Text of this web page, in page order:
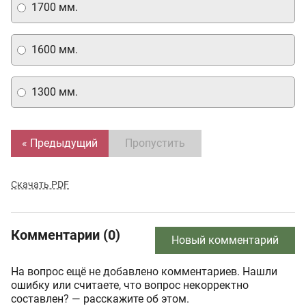
1700 мм.
1300 мм.
1600 мм.
« Предыдущий Пропустить
Скачать PDF
Комментарии (0) Новый комментарий
На вопрос ещё не добавлено комментариев. Нашли
ошибку или считаете, что вопрос некорректно
составлен? — расскажите об этом.